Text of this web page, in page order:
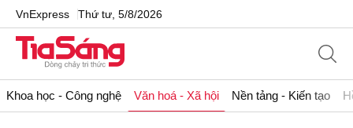
VnExpress Thứ tư, 5/8/2026
Khoa học - Công nghệ Văn hoá - Xã hội Nền tảng - Kiến tạo